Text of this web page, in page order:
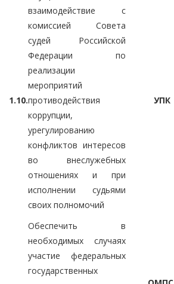
1.10.
взаимодействие с
комиссией Совета
судей Российской
Федерации по
реализации
мероприятий
противодействия
коррупции,
урегулированию
конфликтов интересов
во внеслужебных
отношениях и при
исполнении судьями
своих полномочий
УПК
Обеспечить в
необходимых случаях
участие федеральных
государственных